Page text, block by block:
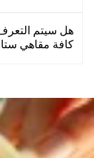
هل سيتم
كافة مقاهي